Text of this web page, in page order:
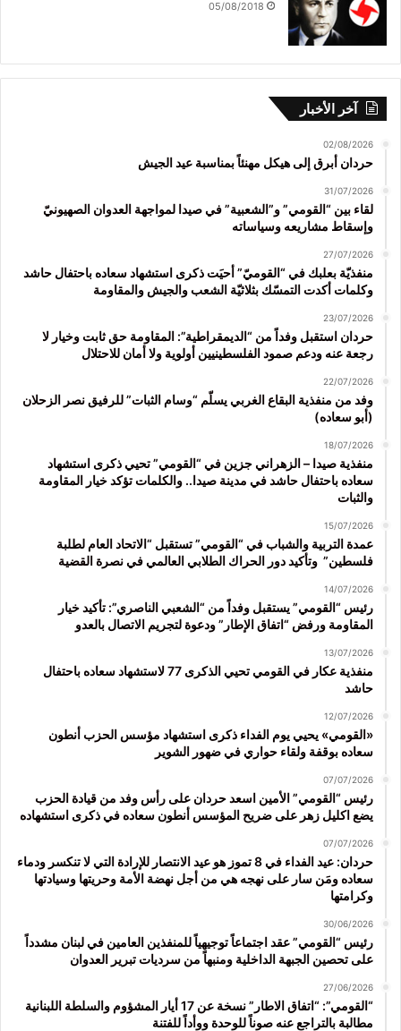
05/08/2018
آخر الأخبار
02/08/2026
حردان أبرق إلى هيكل مهنئاً بمناسبة عيد الجيش
31/07/2026
لقاء بين “القومي” و”الشعبية” في صيدا لمواجهة العدوان الصهيونيّ
وإسقاط مشاريعه وسياساته
27/07/2026
منفذيّة بعلبك في “القوميّ” أحيَت ذكرى استشهاد سعاده باحتفال حاشد
وكلمات أكدت التمسّك بثلاثيّة الشعب والجيش والمقاومة
23/07/2026
حردان استقبل وفداً من “الديمقراطية”: المقاومة حق ثابت وخيار لا
رجعة عنه ودعم صمود الفلسطينيين أولوية ولا أمان للاحتلال
22/07/2026
وفد من منفذية البقاع الغربي يسلّم “وسام الثبات” للرفيق نصر الزحلان
(أبو سعاده)
18/07/2026
منفذية صيدا – الزهراني جزين في “القومي” تحيي ذكرى استشهاد
سعاده باحتفال حاشد في مدينة صيدا.. والكلمات تؤكد خيار المقاومة
والثبات
15/07/2026
عمدة التربية والشباب في “القومي” تستقبل “الاتحاد العام لطلبة
فلسطين” وتأكيد دور الحراك الطلابي العالمي في نصرة القضية
14/07/2026
رئيس “القومي” يستقبل وفداً من “الشعبي الناصري”: تأكيد خيار
المقاومة ورفض “اتفاق الإطار” ودعوة لتجريم الاتصال بالعدو
13/07/2026
منفذية عكار في القومي تحيي الذكرى 77 لاستشهاد سعاده باحتفال
حاشد
12/07/2026
«القومي» يحيي يوم الفداء ذكرى استشهاد مؤسس الحزب أنطون
سعاده بوقفة ولقاء حواري في ضهور الشوير
07/07/2026
رئيس “القومي” الأمين اسعد حردان على رأس وفد من قيادة الحزب
يضع اكليل زهر على ضريح المؤسس أنطون سعاده في ذكرى استشهاده
07/07/2026
حردان: عيد الفداء في 8 تموز هو عيد الانتصار للإرادة التي لا تنكسر ودماء
سعاده ومَن سار على نهجه هي من أجل نهضة الأمة وحريتها وسيادتها
وكرامتها
30/06/2026
رئيس “القومي” عقد اجتماعاً توجيهياً للمنفذين العامين في لبنان مشدداً
على تحصين الجبهة الداخلية ومنبهاً من سرديات تبرير العدوان
27/06/2026
“القومي”: “اتفاق الاطار” نسخة عن 17 أيار المشؤوم والسلطة اللبنانية
مطالبة بالتراجع عنه صوناً للوحدة ووأداً للفتنة